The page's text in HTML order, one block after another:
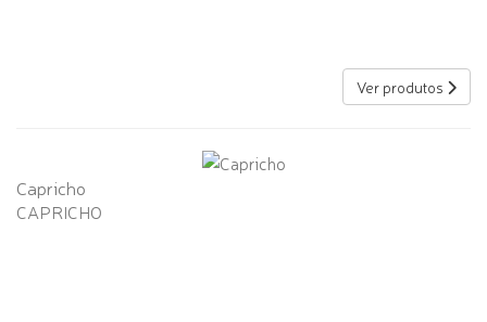
Ver produtos
Capricho
CAPRICHO